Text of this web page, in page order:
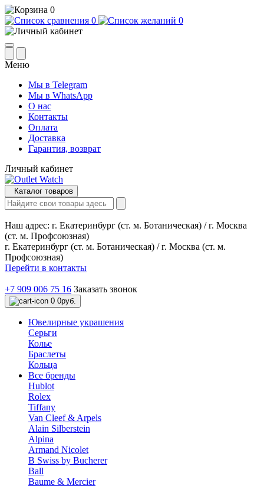
0
0
0
Меню
Мы в Telegram
Мы в WhatsApp
О нас
Контакты
Оплата
Доставка
Гарантия, возврат
Личный кабинет
Каталог товаров
Наш адрес: г. Екатеринбург (ст. м. Ботаническая) / г. Москва
(ст. м. Профсоюзная)
г. Екатеринбург (ст. м. Ботаническая) / г. Москва (ст. м.
Профсоюзная)
Перейти в контакты
+7 909 006 75 16 Заказать звонок
0 0руб.
Ювелирные украшения
Серьги
Колье
Браслеты
Кольца
Все бренды
Hublot
Rolex
Tiffany
Van Cleef & Arpels
Alain Silberstein
Alpina
Armand Nicolet
B Swiss by Bucherer
Ball
Baume & Mercier